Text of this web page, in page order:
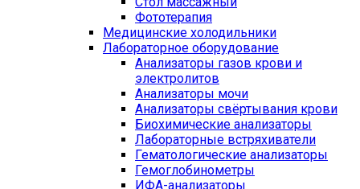
Фототерапия
Медицинские холодильники
Лабораторное оборудование
Анализаторы газов крови и
электролитов
Анализаторы мочи
Анализаторы свёртывания крови
Биохимические анализаторы
Лабораторные встряхиватели
Гематологические анализаторы
Гемоглобинометры
ИФА-анализаторы